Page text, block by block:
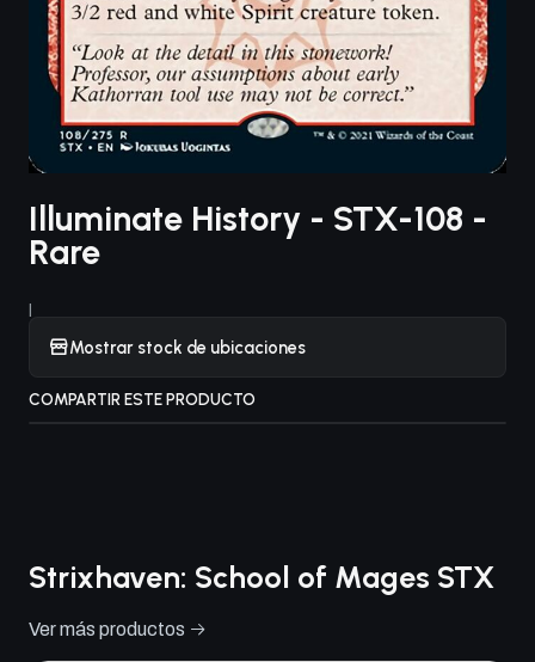
Illuminate History - STX-108 -
Rare
|
Mostrar stock de ubicaciones
COMPARTIR ESTE PRODUCTO
Strixhaven: School of Mages STX
Ver más productos